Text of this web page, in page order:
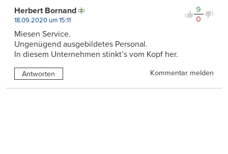
9
0
Herbert Bornand
18.09.2020 um 15:11
Miesen Service.
Ungenügend ausgebildetes Personal.
In diesem Unternehmen stinkt’s vom Kopf her.
Antworten Kommentar melden